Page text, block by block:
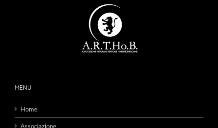
MENU
Home
Associazione